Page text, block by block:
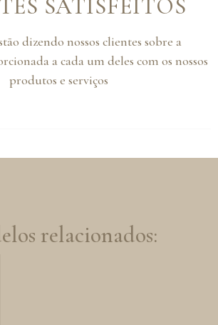
SATISFEITOS
dizendo nossos clientes sobre a
a cada um deles com os nossos
produtos e serviços
relacionados: